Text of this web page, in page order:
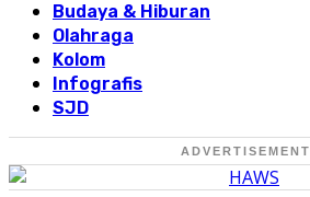
Budaya & Hiburan
Olahraga
Kolom
Infografis
SJD
ADVERTISEMENT